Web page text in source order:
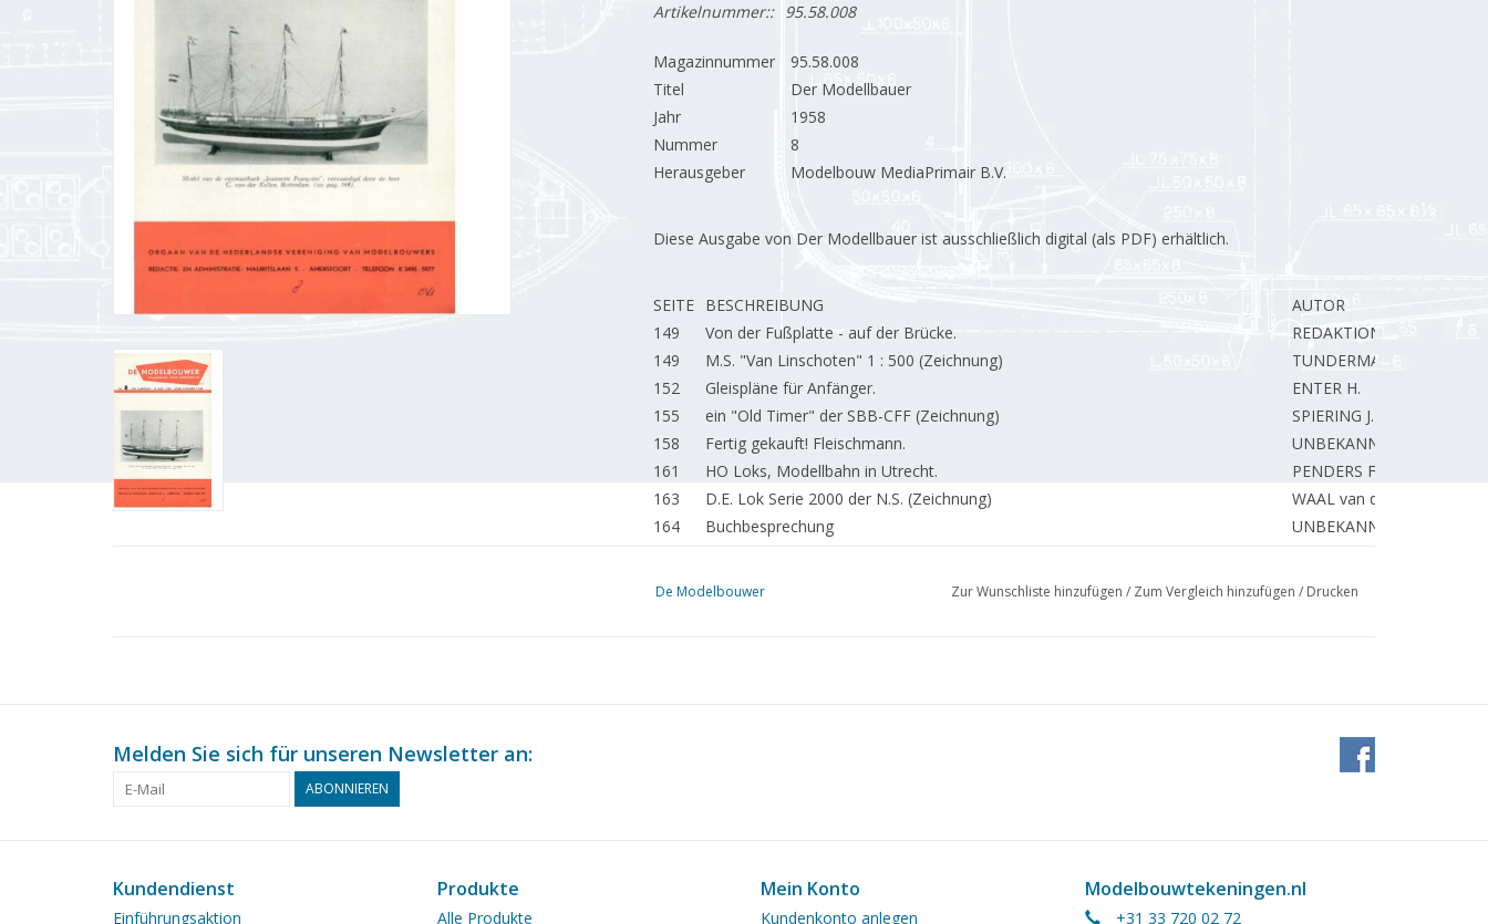
Artikelnummer:: 95.58.008
Magazinnummer
95.58.008
Titel
Der Modellbauer
Jahr
1958
Nummer
8
Herausgeber
Modelbouw MediaPrimair B.V.
Diese Ausgabe von Der Modellbauer ist ausschließlich digital (als PDF) erhältlich.
SEITE BESCHREIBUNG
AUTOR
149
Von der Fußplatte - auf der Brücke.
REDAKTION.
149
M.S. "Van Linschoten" 1 : 500 (Zeichnung)
TUNDERMAN B.
152
Gleispläne für Anfänger.
ENTER H.
155
ein "Old Timer" der SBB-CFF (Zeichnung)
SPIERING J.
158
Fertig gekauft! Fleischmann.
UNBEKANNT
161
HO Loks, Modellbahn in Utrecht.
PENDERS F.
163
D.E. Lok Serie 2000 der N.S. (Zeichnung)
WAAL van der R.
164
Buchbesprechung UNBEKANNT
De Modelbouwer Zur Wunschliste hinzufügen / Zum Vergleich hinzufügen / Drucken
Melden Sie sich für unseren Newsletter an:
ABONNIEREN
Kundendienst
Einführungsaktion
Produkte
Alle Produkte
Mein Konto
Kundenkonto anlegen
Modelbouwtekeningen.nl
+31 33 720 02 72